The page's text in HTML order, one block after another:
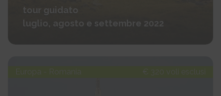
tour guidato
luglio, agosto e settembre 2022
Europa - Romania € 320 voli esclusi